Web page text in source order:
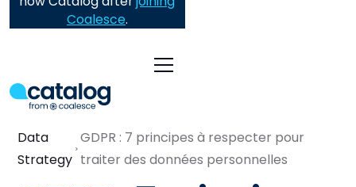
Coalesce.
Data
Strategy
GDPR : 7 principes à respecter pour
traiter des données personnelles